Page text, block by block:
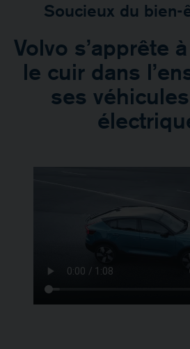
Soucieux du bien-
Volvo s’apprête
le cuir dans
ses